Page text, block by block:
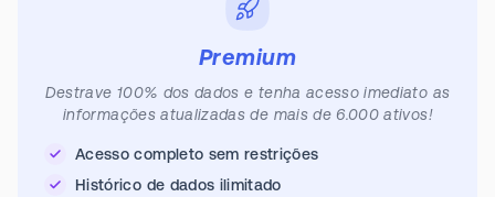
Premium
Destrave 100% dos dados e tenha acesso imediato as
informações atualizadas de mais de 6.000 ativos!
Acesso completo sem restrições
Histórico de dados ilimitado